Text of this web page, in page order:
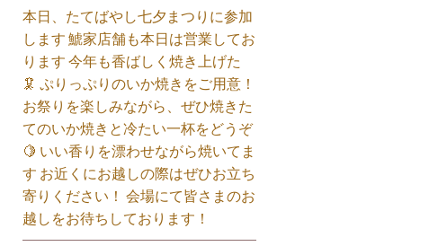
本日、たてばやし七夕まつりに参加
します 鯱家店舗も本日は営業してお
ります️ 今年も香ばしく焼き上げた
🦑 ぷりっぷりのいか焼きをご用意！
お祭りを楽しみながら、ぜひ焼きた
てのいか焼きと冷たい一杯をどうぞ
🍋 いい香りを漂わせながら焼いてま
す お近くにお越しの際はぜひお立ち
寄りください！ 会場にて皆さまのお
越しをお待ちしております！